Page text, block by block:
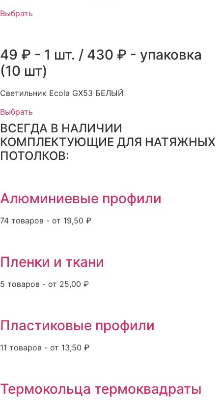
Выбрать
49 ₽ - 1 шт. / 430 ₽ - упаковка
(10 шт)
Светильник Ecola GX53 БЕЛЫЙ
Выбрать
ВСЕГДА В НАЛИЧИИ
КОМПЛЕКТУЮЩИЕ ДЛЯ НАТЯЖНЫХ
ПОТОЛКОВ:
Алюминиевые профили
74 товаров - от 19,50 ₽
Пленки и ткани
5 товаров - от 25,00 ₽
Пластиковые профили
11 товаров - от 13,50 ₽
Термокольца термоквадраты